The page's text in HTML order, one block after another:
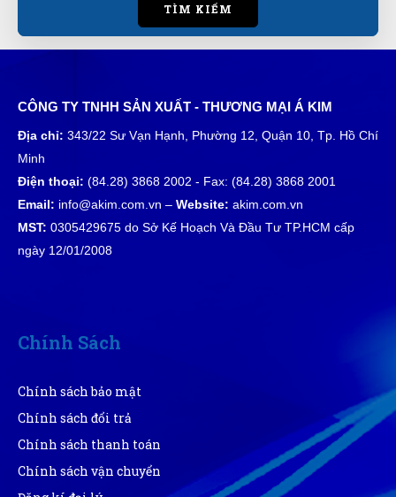
TÌM KIẾM
CÔNG TY TNHH SẢN XUẤT - THƯƠNG MẠI Á KIM
Địa chỉ: 343/22 Sư Vạn Hạnh, Phường 12, Quận 10, Tp. Hồ Chí
Minh
Điện thoại: (84.28) 3868 2002 - Fax: (84.28) 3868 2001
Email: info@akim.com.vn – Website: akim.com.vn
MST: 0305429675 do Sở Kế Hoạch Và Đầu Tư TP.HCM cấp
ngày 12/01/2008
Chính Sách
Chính sách bảo mật
Chính sách đổi trả
Chính sách thanh toán
Chính sách vận chuyển